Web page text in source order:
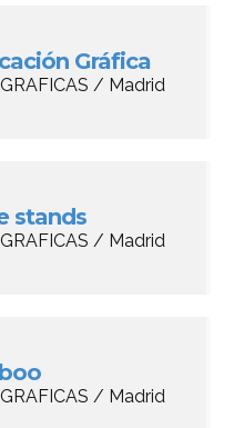
Gráfica
/ Madrid
stands
/ Madrid
/ Madrid